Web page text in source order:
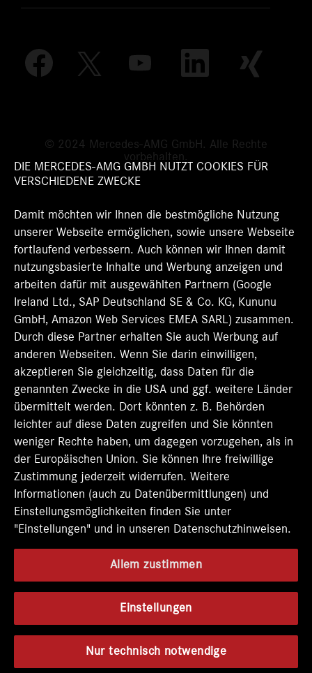
W
n
e
e
u
e
n
R
e
g
i
s
e
r
k
a
r
t
g
e
ö
f
f
n
e
t
.
W
e
n
e
n
e
u
e
R
e
g
s
t
r
k
a
r
t
e
g
e
ö
f
f
n
e
.
e
i
n
e
e
u
e
n
R
g
i
s
e
r
a
r
t
g
e
ö
f
f
n
e
t
.
W
r
e
i
n
e
u
e
n
R
g
i
s
e
r
a
r
t
g
e
ö
f
f
n
t
.
e
i
n
e
u
e
n
R
e
g
i
s
e
r
a
r
t
g
e
ö
f
n
.
© 2024 Mercedes-AMG GmbH. Alle Rechte
vorbehalten.
DIE MERCEDES-AMG GMBH NUTZT COOKIES FÜR
VERSCHIEDENE ZWECKE
Damit möchten wir Ihnen die bestmögliche Nutzung
unserer Webseite ermöglichen, sowie unsere Webseite
fortlaufend verbessern. Auch können wir Ihnen damit
nutzungsbasierte Inhalte und Werbung anzeigen und
arbeiten dafür mit ausgewählten Partnern (Google
Ireland Ltd., SAP Deutschland SE & Co. KG, Kununu
GmbH, Amazon Web Services EMEA SARL) zusammen.
Durch diese Partner erhalten Sie auch Werbung auf
anderen Webseiten. Wenn Sie darin einwilligen,
akzeptieren Sie gleichzeitig, dass Daten für die
genannten Zwecke in die USA und ggf. weitere Länder
übermittelt werden. Dort könnten z. B. Behörden
leichter auf diese Daten zugreifen und Sie könnten
weniger Rechte haben, um dagegen vorzugehen, als in
der Europäischen Union. Sie können Ihre freiwillige
Zustimmung jederzeit widerrufen. Weitere
Informationen (auch zu Datenübermittlungen) und
Einstellungsmöglichkeiten finden Sie unter
"Einstellungen" und in unseren Datenschutzhinweisen.
Nur technisch notwendige
Allem zustimmen
Einstellungen